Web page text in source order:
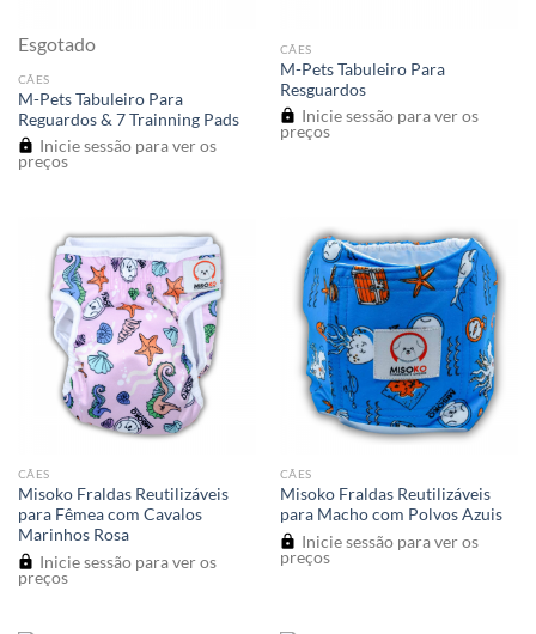
Esgotado
CÃES
M-Pets Tabuleiro Para
Reguardos & 7 Trainning Pads
Inicie sessão para ver os
preços
CÃES
M-Pets Tabuleiro Para
Resguardos
Inicie sessão para ver os
preços
CÃES
Misoko Fraldas Reutilizáveis
para Fêmea com Cavalos
Marinhos Rosa
Inicie sessão para ver os
preços
CÃES
Misoko Fraldas Reutilizáveis
para Macho com Polvos Azuis
Inicie sessão para ver os
preços